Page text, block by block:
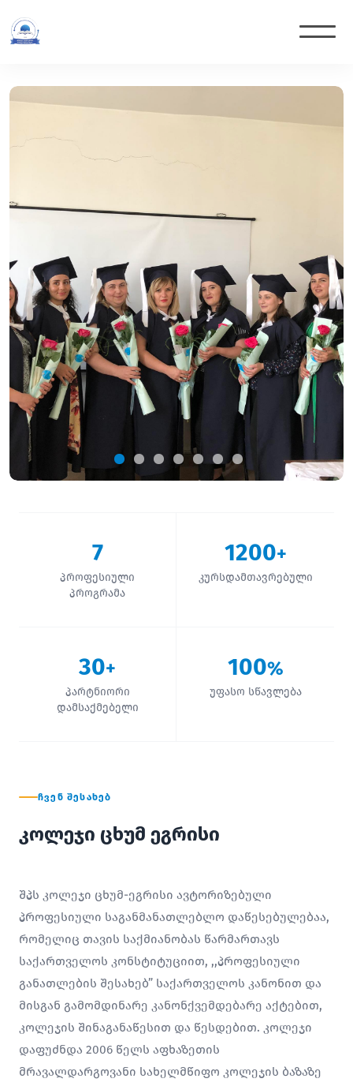
7
პროფესიული
პროგრამა
1200+
კურსდამთავრებული
30+
პარტნიორი
დამსაქმებელი
100%
უფასო სწავლება
ᲩᲕᲔᲜ ᲨᲔᲡᲐᲮᲔᲑ
კოლეჯი ცხუმ ეგრისი
შპს კოლეჯი ცხუმ-ეგრისი ავტორიზებული
პროფესიული საგანმანათლებლო დაწესებულებაა,
რომელიც თავის საქმიანობას წარმართავს
საქართველოს კონსტიტუციით, ,,პროფესიული
განათლების შესახებ” საქართველოს კანონით და
მისგან გამომდინარე კანონქვემდებარე აქტებით,
კოლეჯის შინაგანაწესით და წესდებით. კოლეჯი
დაფუძნდა 2006 წელს აფხაზეთის
მრავალდარგოვანი სახელმწიფო კოლეჯის ბაზაზე